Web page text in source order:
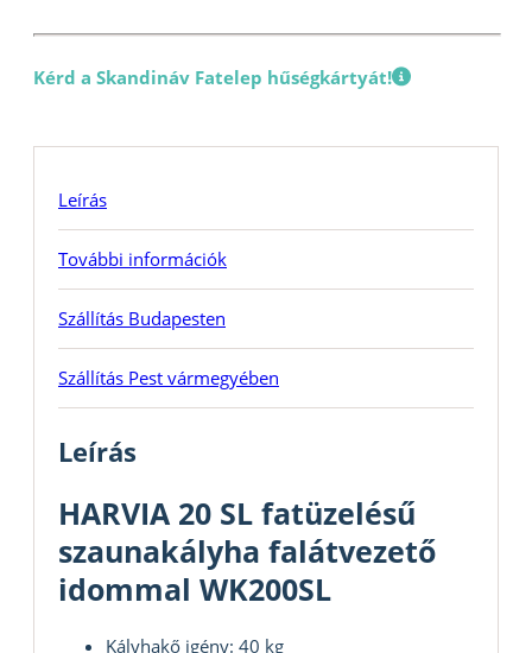
Kérd a Skandináv Fatelep hűségkártyát!
Leírás
További információk
Szállítás Budapesten
Szállítás Pest vármegyében
Leírás
HARVIA 20 SL fatüzelésű
szaunakályha falátvezető
idommal WK200SL
Kályhakő igény: 40 kg